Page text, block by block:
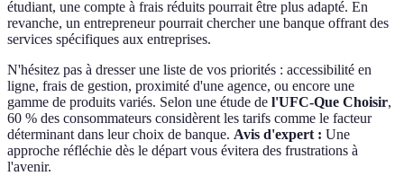
étudiant, une compte à frais réduits pourrait être plus adapté. En
revanche, un entrepreneur pourrait chercher une banque offrant des
services spécifiques aux entreprises.
N'hésitez pas à dresser une liste de vos priorités : accessibilité en
ligne, frais de gestion, proximité d'une agence, ou encore une
gamme de produits variés. Selon une étude de l'UFC-Que Choisir,
60 % des consommateurs considèrent les tarifs comme le facteur
déterminant dans leur choix de banque. Avis d'expert : Une
approche réfléchie dès le départ vous évitera des frustrations à
l'avenir.